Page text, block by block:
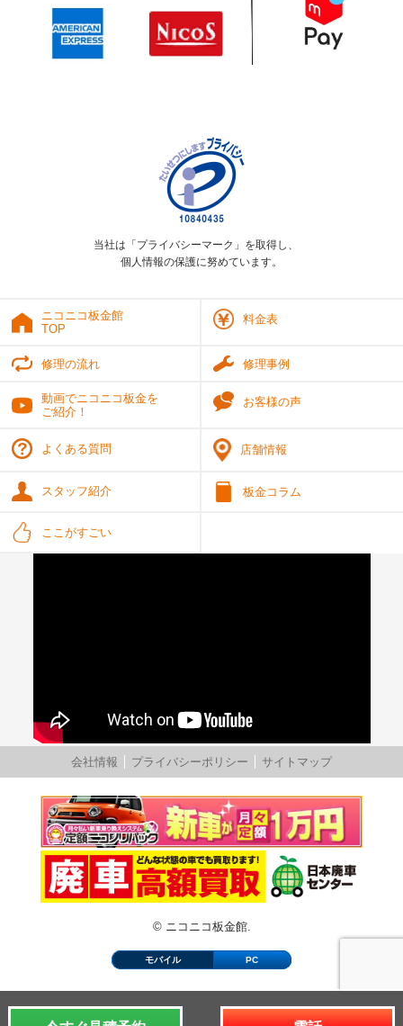
当社は「プライバシーマーク」を取得し、
個人情報の保護に努めています。
ニコニコ板金館
TOP
料金表
修理の流れ 修理事例
動画でニコニコ板金を
ご紹介！
お客様の声
よくある質問 店舗情報
スタッフ紹介 板金コラム
ここがすごい
会社情報 プライバシーポリシー サイトマップ
© ニコニコ板金館.
モバイル PC